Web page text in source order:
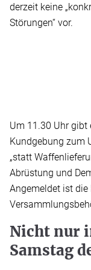
derzeit keine
Störungen“ vor.
Um 11.30 Uhr
Kundgebung zum
„statt
Abrüstung und
Angemeldet ist die
Nicht nur
Samstag